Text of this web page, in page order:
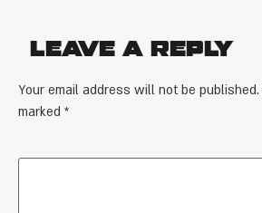
Leave a Reply
Your email address will not be published.
marked *